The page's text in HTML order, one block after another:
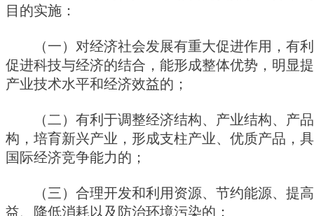
目的实施：
（一）对经济社会发展有重大促进作用，有
促进科技与经济的结合，能形成整体优势，明显
产业技术水平和经济效益的；
（二）有利于调整经济结构、产业结构、产
构，培育新兴产业，形成支柱产业、优质产品，
国际经济竞争能力的；
（三）合理开发和利用资源、节约能源、提
益、降低消耗以及防治环境污染的；